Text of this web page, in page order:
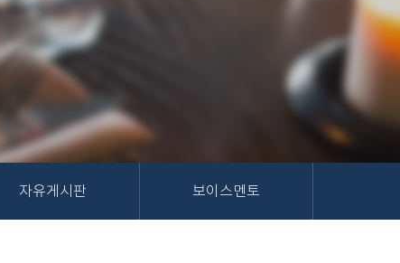
자유게시판 보이스멘토